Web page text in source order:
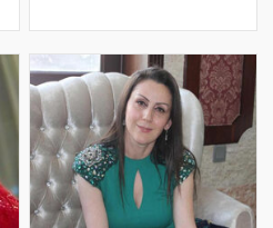
qapısından evə daxil olub. Nianı